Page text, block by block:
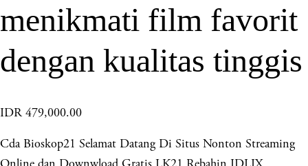
menikmati film favorit
dengan kualitas tinggis
IDR 479,000.00
Cda Bioskop21 Selamat Datang Di Situs Nonton Streaming